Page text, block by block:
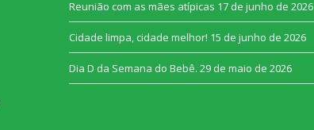
Reunião com as mães atípicas 17 de junho de 2026
Cidade limpa, cidade melhor! 15 de junho de 2026
Dia D da Semana do Bebê. 29 de maio de 2026